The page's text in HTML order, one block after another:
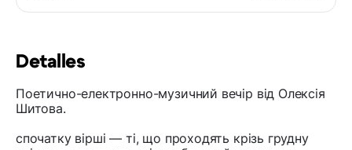
Detalles
Поетично-електронно-музичний вечір від Олексія
Шитова.
спочатку вірші — ті, що проходять крізь грудну